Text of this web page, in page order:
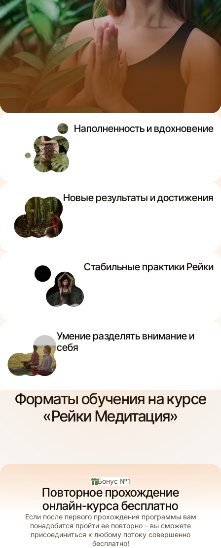
Наполненность и вдохновение
Новые результаты и достижения
Стабильные практики Рейки
Умение разделять внимание и
себя
Форматы обучения на курсе
«Рейки Медитация»
Бонус №1
Повторное прохождение
онлайн-курса бесплатно
Если после первого прохождения программы вам
понадобится пройти ее повторно – вы сможете
присоединиться к любому потоку совершенно
бесплатно!